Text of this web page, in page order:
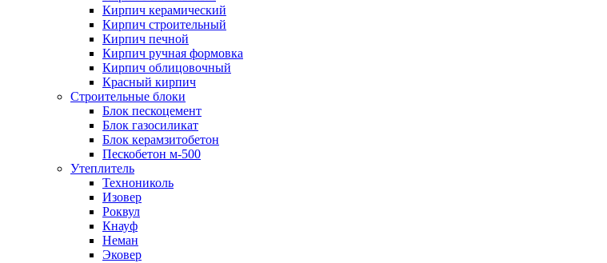
Кирпич керамический
Кирпич строительный
Кирпич печной
Кирпич ручная формовка
Кирпич облицовочный
Красный кирпич
Строительные блоки
Блок пескоцемент
Блок газосиликат
Блок керамзитобетон
Пескобетон м-500
Утеплитель
Технониколь
Изовер
Роквул
Кнауф
Неман
Эковер